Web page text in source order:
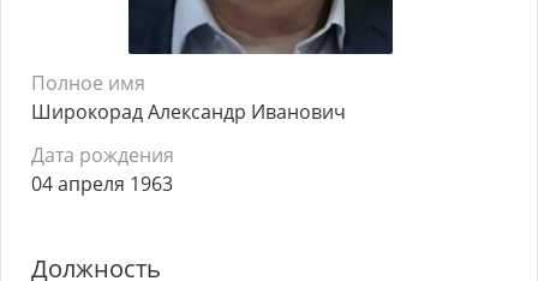
Полное имя
Широкорад Александр Иванович
Дата рождения
04 апреля 1963
Должность